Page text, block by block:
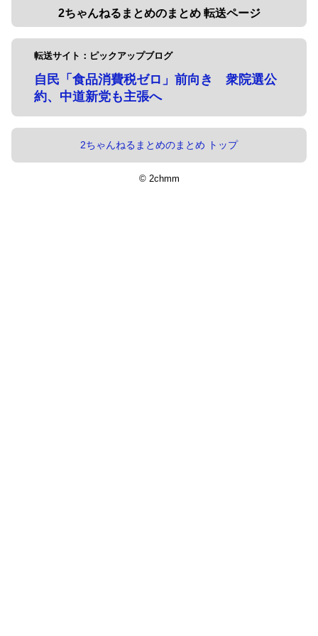
2ちゃんねるまとめのまとめ 転送ページ
転送サイト：ピックアップブログ
自民「食品消費税ゼロ」前向き 衆院選公
約、中道新党も主張へ
2ちゃんねるまとめのまとめ トップ
© 2chmm